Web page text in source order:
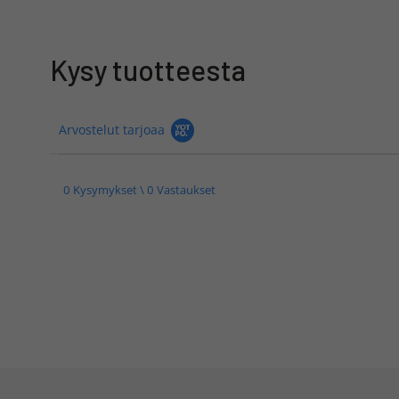
Kysy tuotteesta
Arvostelut tarjoaa
0 Kysymykset \ 0 Vastaukset